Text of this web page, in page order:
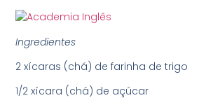
Ingredientes
2 xícaras (chá) de farinha de trigo
1/2 xícara (chá) de açúcar